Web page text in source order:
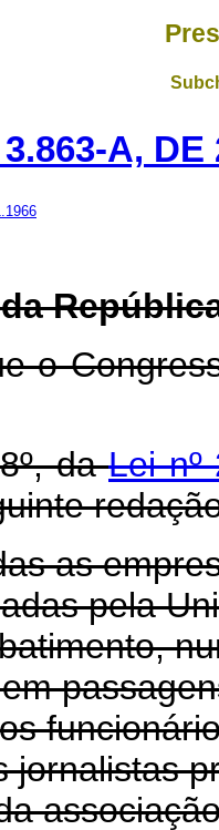
A, DE
o
daLei nº
as
pela
jornalistas